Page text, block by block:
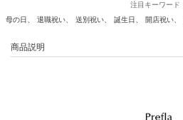
注目キーワード
母の日
退職祝い 送別祝い 誕生日 開店祝い
商品説明